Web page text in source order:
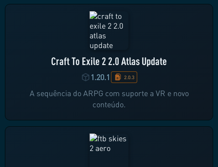
Craft To Exile 2 2.0 Atlas Update
1.20.1 2.0.3
A sequência do ARPG com suporte a VR e novo
conteúdo.